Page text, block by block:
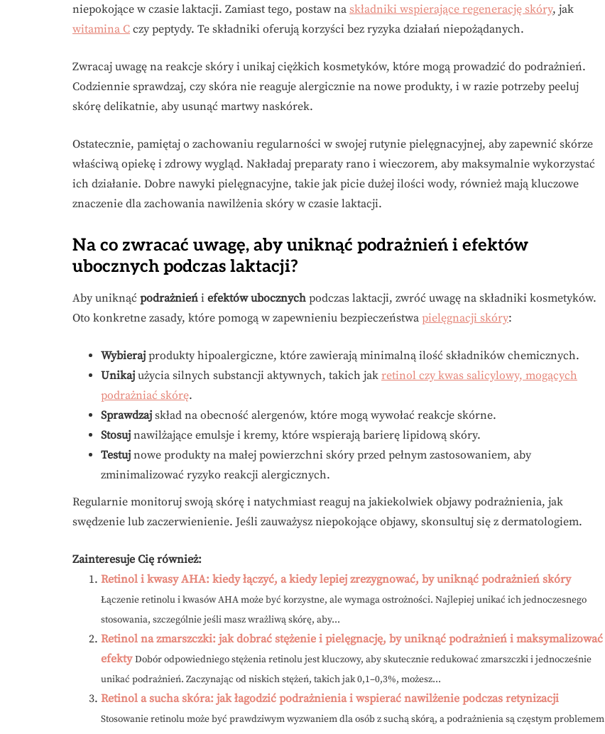
niepokojące w czasie laktacji. Zamiast tego, postaw na składniki wspierające regenerację skóry, jak
witamina C czy peptydy. Te składniki oferują korzyści bez ryzyka działań niepożądanych.
Zwracaj uwagę na reakcje skóry i unikaj ciężkich kosmetyków, które mogą prowadzić do podrażnień.
Codziennie sprawdzaj, czy skóra nie reaguje alergicznie na nowe produkty, i w razie potrzeby peeluj
skórę delikatnie, aby usunąć martwy naskórek.
Ostatecznie, pamiętaj o zachowaniu regularności w swojej rutynie pielęgnacyjnej, aby zapewnić skórze
właściwą opiekę i zdrowy wygląd. Nakładaj preparaty rano i wieczorem, aby maksymalnie wykorzystać
ich działanie. Dobre nawyki pielęgnacyjne, takie jak picie dużej ilości wody, również mają kluczowe
znaczenie dla zachowania nawilżenia skóry w czasie laktacji.
Na co zwracać uwagę, aby uniknąć podrażnień i efektów
ubocznych podczas laktacji?
Aby uniknąć podrażnień i efektów ubocznych podczas laktacji, zwróć uwagę na składniki kosmetyków.
Oto konkretne zasady, które pomogą w zapewnieniu bezpieczeństwa pielęgnacji skóry:
Wybieraj produkty hipoalergiczne, które zawierają minimalną ilość składników chemicznych.
Unikaj użycia silnych substancji aktywnych, takich jak retinol czy kwas salicylowy, mogących
podrażniać skórę.
Sprawdzaj skład na obecność alergenów, które mogą wywołać reakcje skórne.
Stosuj nawilżające emulsje i kremy, które wspierają barierę lipidową skóry.
Testuj nowe produkty na małej powierzchni skóry przed pełnym zastosowaniem, aby
zminimalizować ryzyko reakcji alergicznych.
Regularnie monitoruj swoją skórę i natychmiast reaguj na jakiekolwiek objawy podrażnienia, jak
swędzenie lub zaczerwienienie. Jeśli zauważysz niepokojące objawy, skonsultuj się z dermatologiem.
Zainteresuje Cię również:
Retinol i kwasy AHA: kiedy łączyć, a kiedy lepiej zrezygnować, by uniknąć podrażnień skóry
Łączenie retinolu i kwasów AHA może być korzystne, ale wymaga ostrożności. Najlepiej unikać ich jednoczesnego
stosowania, szczególnie jeśli masz wrażliwą skórę, aby...
Retinol na zmarszczki: jak dobrać stężenie i pielęgnację, by uniknąć podrażnień i maksymalizować
efekty Dobór odpowiedniego stężenia retinolu jest kluczowy, aby skutecznie redukować zmarszczki i jednocześnie
unikać podrażnień. Zaczynając od niskich stężeń, takich jak 0,1–0,3%, możesz...
Retinol a sucha skóra: jak łagodzić podrażnienia i wspierać nawilżenie podczas retynizacji
Stosowanie retinolu może być prawdziwym wyzwaniem dla osób z suchą skórą, a podrażnienia są częstym problemem